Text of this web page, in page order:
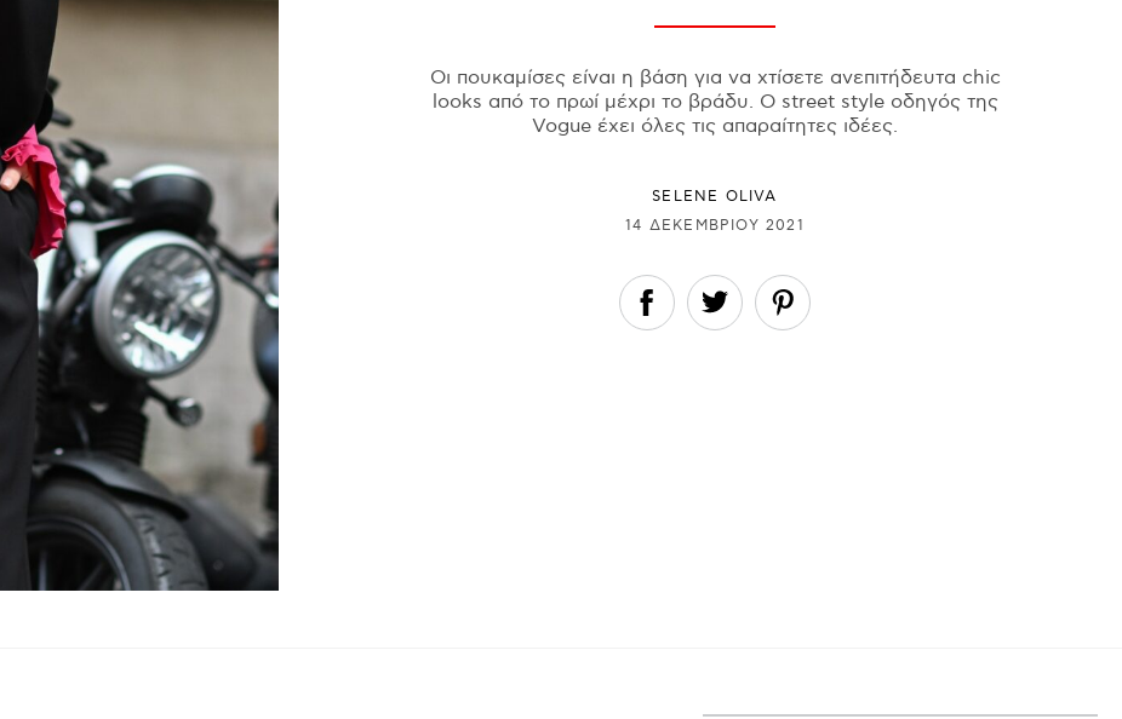
Οι πουκαμίσες είναι η βάση για να χτίσετε ανεπιτήδευτα chic
looks από το πρωί μέχρι το βράδυ. Ο street style οδηγός της
Vogue έχει όλες τις απαραίτητες ιδέες.
SELENE OLIVA
14 ΔΕΚΕΜΒΡΊΟΥ 2021